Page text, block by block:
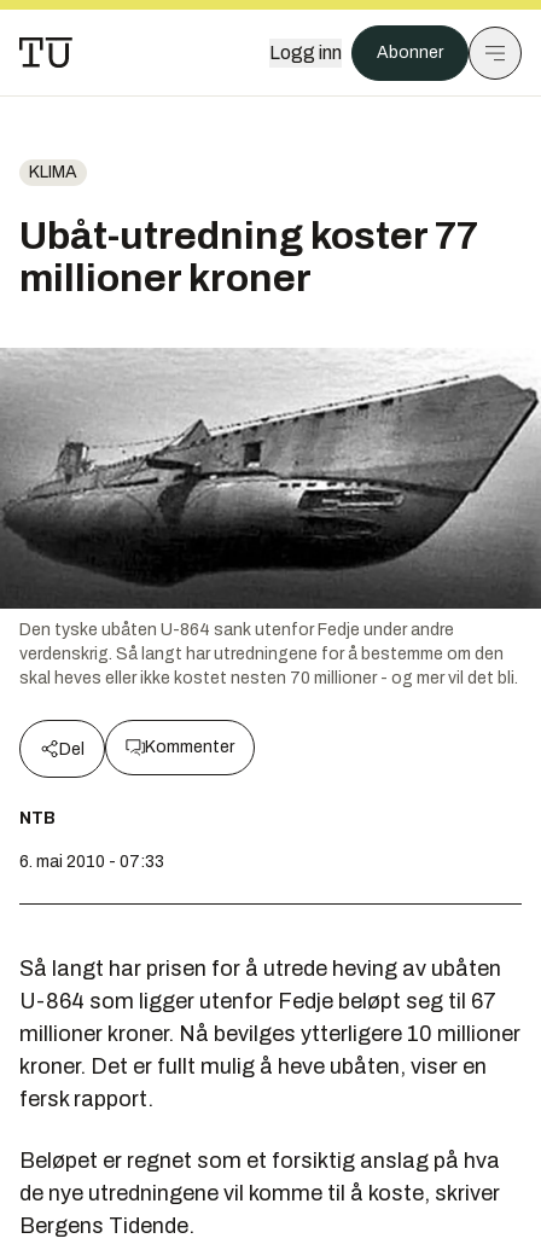
Logg inn Abonner
KLIMA
Ubåt-utredning koster 77
millioner kroner
Den tyske ubåten U-864 sank utenfor Fedje under andre
verdenskrig. Så langt har utredningene for å bestemme om den
skal heves eller ikke kostet nesten 70 millioner - og mer vil det bli.
Del Kommenter
NTB
6. mai 2010 - 07:33
Så langt har prisen for å utrede heving av ubåten
U-864 som ligger utenfor Fedje beløpt seg til 67
millioner kroner. Nå bevilges ytterligere 10 millioner
kroner. Det er fullt mulig å heve ubåten, viser en
fersk rapport.
Beløpet er regnet som et forsiktig anslag på hva
de nye utredningene vil komme til å koste, skriver
Bergens Tidende.